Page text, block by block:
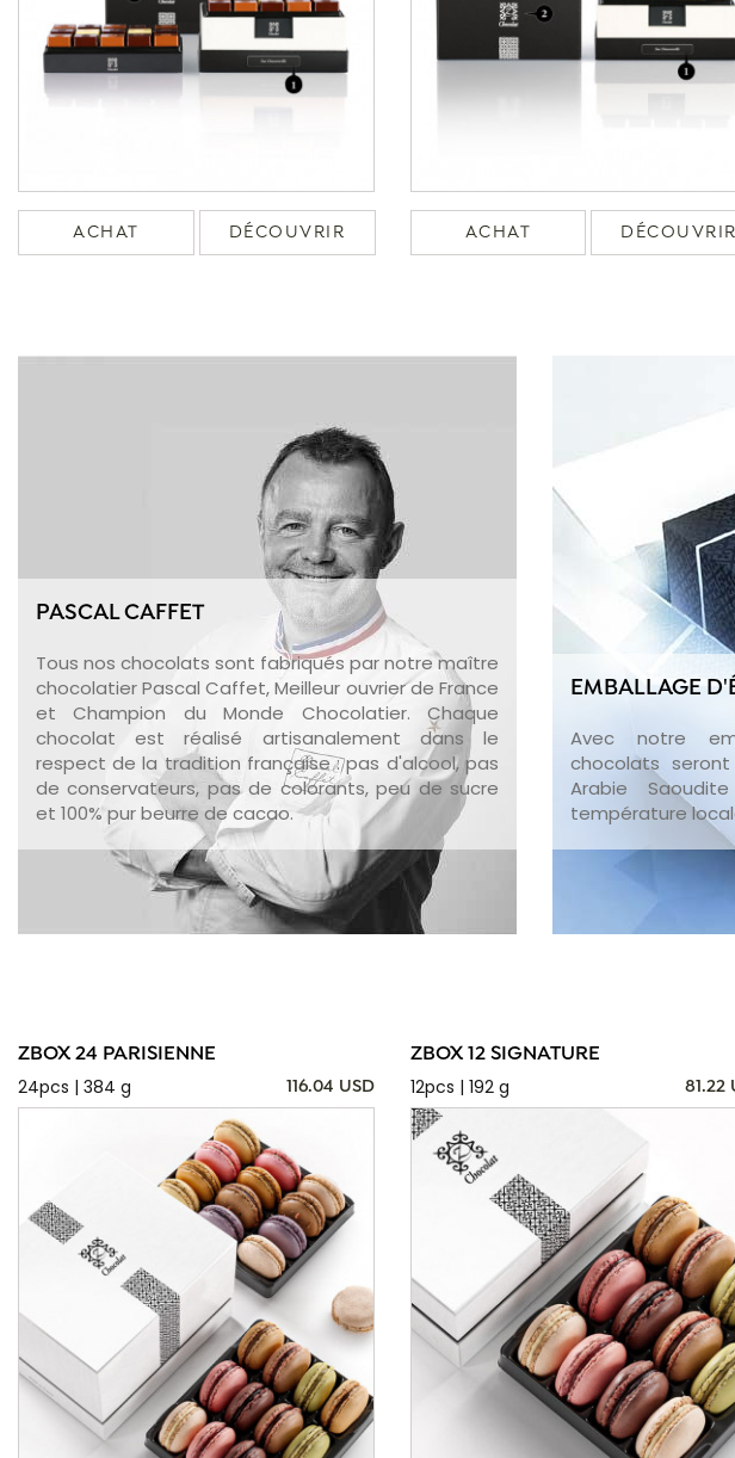
ACHAT DÉCOUVRIR ACHAT DÉCOUVRIR
PASCAL CAFFET
Tous nos chocolats sont fabriqués par notre maître
chocolatier Pascal Caffet, Meilleur ouvrier de France
et Champion du Monde Chocolatier. Chaque
chocolat est réalisé artisanalement dans le
respect de la tradition française : pas d'alcool, pas
de conservateurs, pas de colorants, peu de sucre
et 100% pur beurre de cacao.
EMBALLAGE
Avec notre
chocolats
Arabie
température
ZBOX 24 PARISIENNE
24pcs | 384 g
116.04 USD
ZBOX 12 SIGNATURE
12pcs | 192 g
81.22